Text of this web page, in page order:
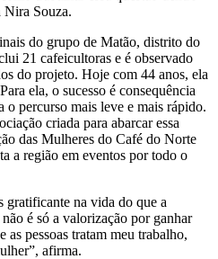
Nira Souza.
do grupo de Matão, distrito do
21 cafeicultoras e é observado
do projeto. Hoje com 44 anos, ela
ela, o sucesso é consequência
percurso mais leve e mais rápido.
criada para abarcar essa
das Mulheres do Café do Norte
a região em eventos por todo o
gratificante na vida do que a
é só a valorização por ganhar
as pessoas tratam meu trabalho,
afirma.